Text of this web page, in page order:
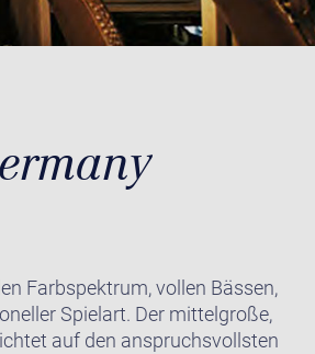
Farbspektrum, vollen Bässen,
Spielart. Der mittelgroße,
auf den anspruchsvollsten